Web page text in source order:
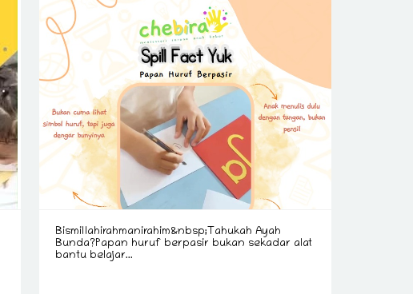
Bismillahirahmanirahim&nbsp;Tahukah Ayah
Bunda?Papan huruf berpasir bukan sekadar alat
bantu belajar...